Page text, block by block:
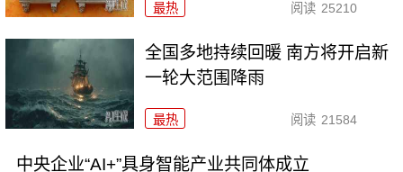
最热 阅读 25210
全国多地持续回暖 南方将开启新
一轮大范围降雨
最热 阅读 21584
中央企业“AI+”具身智能产业共同体成立